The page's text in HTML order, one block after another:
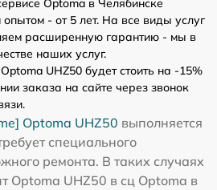
Optoma в Челябинске
- от 5 лет. На все виды услуг
расширенную гарантию - мы в
наших услуг.
UHZ50 будет стоить на -15%
заказа на сайте через звонок
Optoma UHZ50 выполняется
специального
ремонта. В таких случаях
Optoma UHZ50 в сц Optoma в